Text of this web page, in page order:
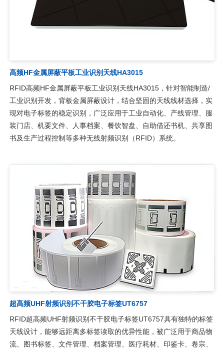
高频HF金属屏蔽平板工业识别天线HA3015
RFID高频HF金属屏蔽平板工业识别天线HA3015，针对智能制造/
工业识别开发，背板金属屏蔽设计，结合坚固的天线线材选择，实
现对电子标签的稳定识别，广泛应用于工业自动化、产线管理、服
装门店、机要文件、人事档案、餐饮智盘、自助借还书机、共享图
书及生产过程控制等多种无线射频识别（RFID）系统。
超高频UHF射频识别不干胶电子标签UT6757
RFID超高频UHF射频识别不干胶电子标签UT6757具有独特的标签
天线设计，能够远距离多标签读取的优异性能，被广泛用于商品物
流、图书标签、文件管理、档案管理、医疗耗材、印鉴卡、卷宗、